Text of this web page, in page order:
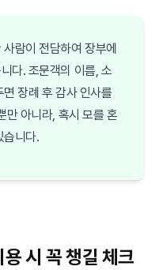
람이 전담하여 장부에
다. 조문객의 이름, 소
장례 후 감사 인사를
만 아니라, 혹시 모를 혼
습니다.
시 꼭 챙길 체크